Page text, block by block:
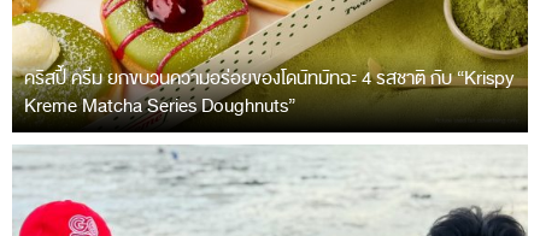
คริสปี้ ครีม ยกขบวนความอร่อยของโดนัทมัทฉะ 4 รสชาติ กับ “Krispy
Kreme Matcha Series Doughnuts”